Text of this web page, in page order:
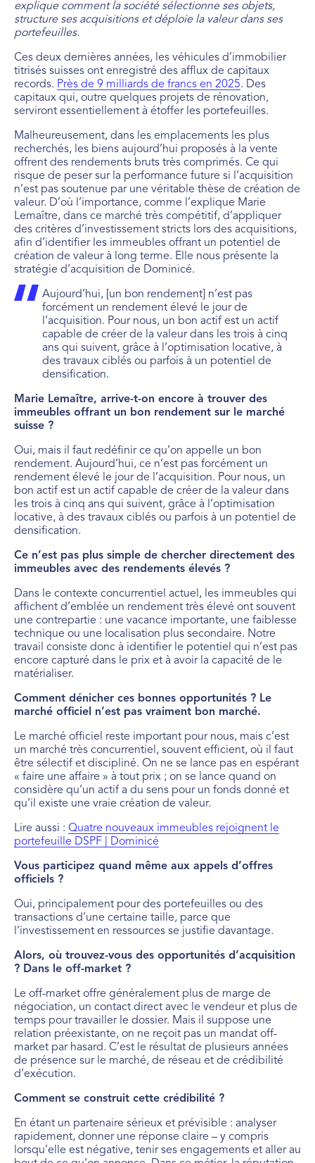
explique comment la société sélectionne ses objets,
structure ses acquisitions et déploie la valeur dans ses
portefeuilles.
Ces deux dernières années, les véhicules d’immobilier
titrisés suisses ont enregistré des afflux de capitaux
records. Près de 9 milliards de francs en 2025. Des
capitaux qui, outre quelques projets de rénovation,
serviront essentiellement à étoffer les portefeuilles.
Malheureusement, dans les emplacements les plus
recherchés, les biens aujourd’hui proposés à la vente
offrent des rendements bruts très comprimés. Ce qui
risque de peser sur la performance future si l’acquisition
n’est pas soutenue par une véritable thèse de création de
valeur. D’où l’importance, comme l’explique Marie
Lemaître, dans ce marché très compétitif, d’appliquer
des critères d’investissement stricts lors des acquisitions,
afin d’identifier les immeubles offrant un potentiel de
création de valeur à long terme. Elle nous présente la
stratégie d’acquisition de Dominicé.
Aujourd’hui, [un bon rendement] n’est pas
forcément un rendement élevé le jour de
l’acquisition. Pour nous, un bon actif est un actif
capable de créer de la valeur dans les trois à cinq
ans qui suivent, grâce à l’optimisation locative, à
des travaux ciblés ou parfois à un potentiel de
densification.
Marie Lemaître, arrive-t-on encore à trouver des
immeubles offrant un bon rendement sur le marché
suisse ?
Oui, mais il faut redéfinir ce qu’on appelle un bon
rendement. Aujourd’hui, ce n’est pas forcément un
rendement élevé le jour de l’acquisition. Pour nous, un
bon actif est un actif capable de créer de la valeur dans
les trois à cinq ans qui suivent, grâce à l’optimisation
locative, à des travaux ciblés ou parfois à un potentiel de
densification.
Ce n’est pas plus simple de chercher directement des
immeubles avec des rendements élevés ?
Dans le contexte concurrentiel actuel, les immeubles qui
affichent d’emblée un rendement très élevé ont souvent
une contrepartie : une vacance importante, une faiblesse
technique ou une localisation plus secondaire. Notre
travail consiste donc à identifier le potentiel qui n’est pas
encore capturé dans le prix et à avoir la capacité de le
matérialiser.
Comment dénicher ces bonnes opportunités ? Le
marché officiel n’est pas vraiment bon marché.
Le marché officiel reste important pour nous, mais c’est
un marché très concurrentiel, souvent efficient, où il faut
être sélectif et discipliné. On ne se lance pas en espérant
« faire une affaire » à tout prix ; on se lance quand on
considère qu’un actif a du sens pour un fonds donné et
qu’il existe une vraie création de valeur.
Lire aussi : Quatre nouveaux immeubles rejoignent le
portefeuille DSPF | Dominicé
Vous participez quand même aux appels d’offres
officiels ?
Oui, principalement pour des portefeuilles ou des
transactions d’une certaine taille, parce que
l’investissement en ressources se justifie davantage.
Alors, où trouvez-vous des opportunités d’acquisition
? Dans le off-market ?
Le off-market offre généralement plus de marge de
négociation, un contact direct avec le vendeur et plus de
temps pour travailler le dossier. Mais il suppose une
relation préexistante, on ne reçoit pas un mandat off-
market par hasard. C’est le résultat de plusieurs années
de présence sur le marché, de réseau et de crédibilité
d’exécution.
Comment se construit cette crédibilité ?
En étant un partenaire sérieux et prévisible : analyser
rapidement, donner une réponse claire – y compris
lorsqu’elle est négative, tenir ses engagements et aller au